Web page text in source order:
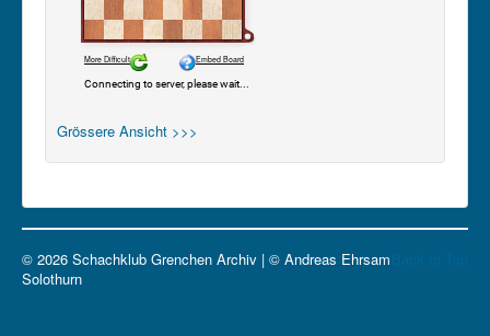
Grössere Ansicht >>>
© 2026 Schachklub Grenchen Archiv | © Andreas Ehrsam
Solothurn